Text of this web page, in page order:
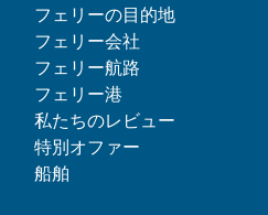
フェリーの目的地
フェリー会社
フェリー航路
フェリー港
私たちのレビュー
特別オファー
船舶